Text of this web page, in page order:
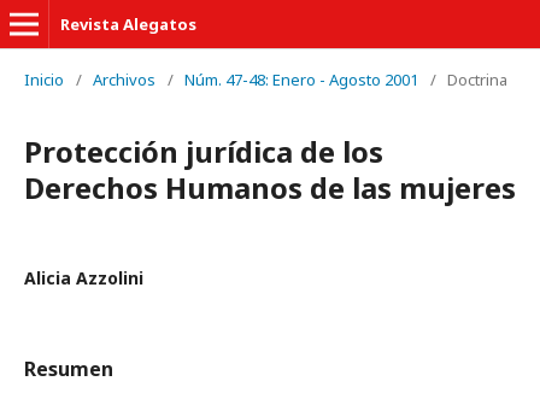
Revista Alegatos
Inicio / Archivos / Núm. 47-48: Enero - Agosto 2001 / Doctrina
Protección jurídica de los
Derechos Humanos de las mujeres
Alicia Azzolini
Resumen